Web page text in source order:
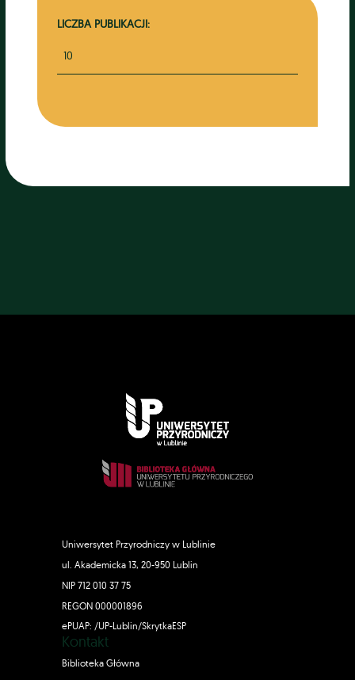
LICZBA PUBLIKACJI:
10
Uniwersytet Przyrodniczy w Lublinie
ul. Akademicka 13, 20-950 Lublin
NIP 712 010 37 75
REGON 000001896
ePUAP: /UP-Lublin/SkrytkaESP
Kontakt
Biblioteka Główna